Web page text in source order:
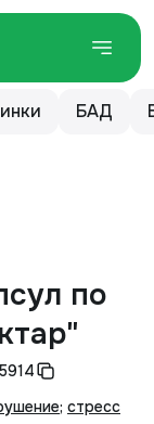
БАД
по
; стресс